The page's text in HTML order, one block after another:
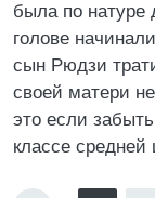
была по натуре
голове
сын Рюдзи
своей матери
это если
классе